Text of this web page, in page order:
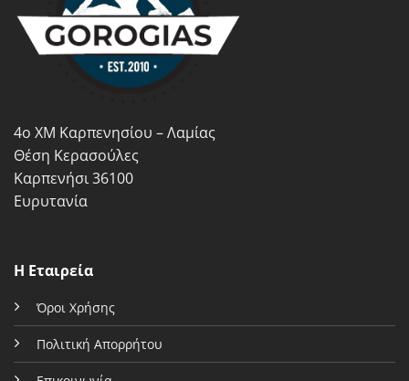
επιλογές
μπορούν
του
προϊόντος
επιλογές
μπορούν
να
4ο ΧΜ Καρπενησίου – Λαμίας
Θέση Κερασούλες
Καρπενήσι 36100
Ευρυτανία
Η Εταιρεία
Όροι Χρήσης
Πολιτική Απορρήτου